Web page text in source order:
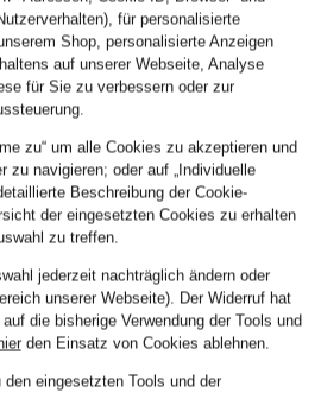
for all mankind
149
CHF 190
MAC
Jeans-Bermudas
FLORIDA
Ursprünglich:CHF 119
für personalisierte
Shop, personalisierte Anzeigen
auf unserer Webseite, Analyse
für Sie zu verbessern oder zur
zu“ um alle Cookies zu akzeptieren und
zu navigieren; oder auf „Individuelle
Beschreibung der Cookie-
der eingesetzten Cookies zu erhalten
zu treffen.
jederzeit nachträglich ändern oder
unserer Webseite). Der Widerruf hat
die bisherige Verwendung der Tools und
den Einsatz von Cookies ablehnen.
eingesetzten Tools und der